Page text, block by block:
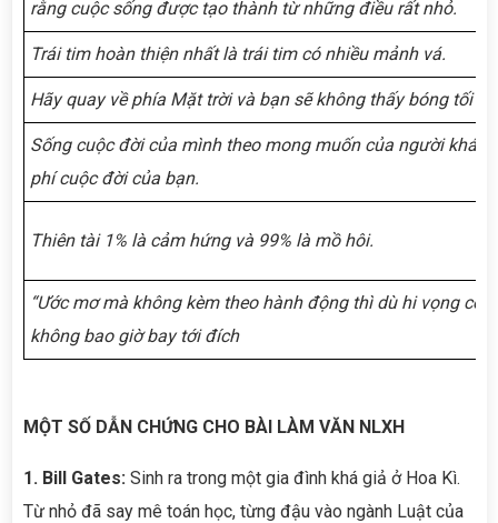
rằng cuộc sống được tạo thành từ những điều rất nhỏ.
Trái tim hoàn thiện nhất là trái tim có nhiều mảnh vá.
Hãy quay về phía Mặt trời và bạn sẽ không thấy bóng tối
Sống cuộc đời của mình theo mong muốn của người khác
phí cuộc đời của bạn.
Thiên tài 1% là cảm hứng và 99% là mồ hôi.
“Ước mơ mà không kèm theo hành động thì dù hi vọng có
không bao giờ bay tới đích
MỘT SỐ DẪN CHỨNG CHO BÀI LÀM VĂN NLXH
1. Bill Gates: Sinh ra trong một gia đình khá giả ở Hoa Kì.
Từ nhỏ đã say mê toán học, từng đậu vào ngành Luật của